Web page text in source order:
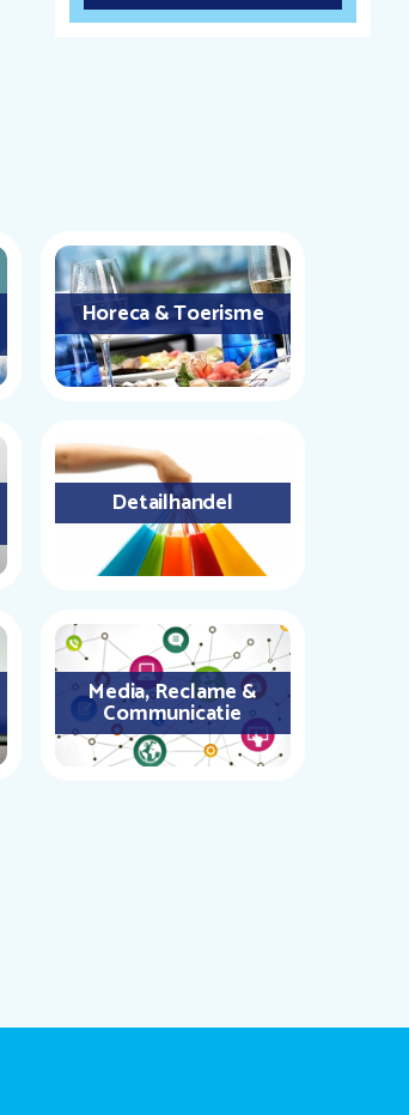
Horeca & Toerisme
Detailhandel
Media, Reclame &
Communicatie